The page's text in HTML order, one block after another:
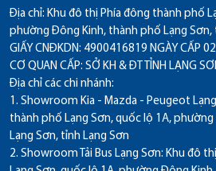
Địa chỉ: Khu đô thị Phía đông thành phố
phường Đông Kinh, thành phố Lạng Sơn,
GIẤY CNĐKDN: 4900416819 NGÀY CẤP
CƠ QUAN CẤP: SỞ KH & ĐT TỈNH LẠNG
Địa chỉ các chi nhánh:
1. Showroom Kia - Mazda - Peugeot
thành phố Lạng Sơn, quốc lộ 1A,
Lạng Sơn, tỉnh Lạng Sơn
2. Showroom Tải Bus Lạng Sơn: Khu đô